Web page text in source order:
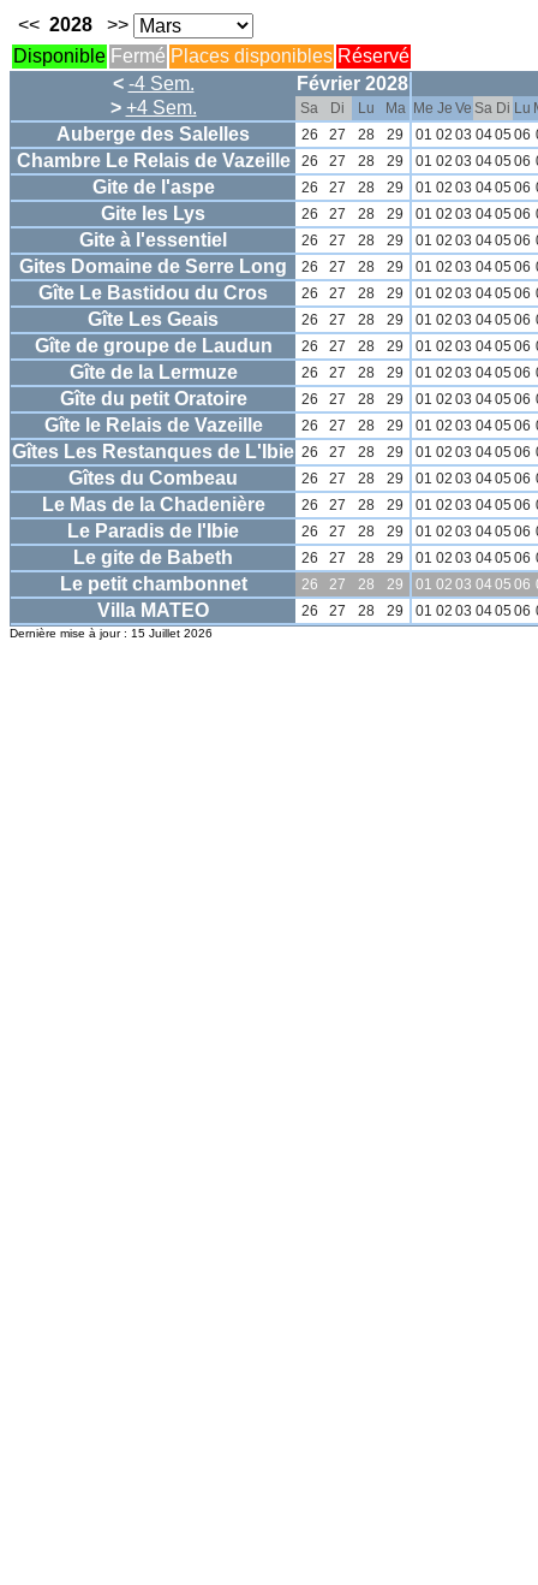
<< 2028
>>
Disponible Fermé Places disponibles Réservé
< -4 Sem.
Février 2028
> +4 Sem. Sa Di Lu Ma Me Je Ve Sa Di Lu
Auberge des Salelles 26 27 28 29 01 02 03 0405 06
Chambre Le Relais de Vazeille 26 27 28 29 01 02 03 0405 06
Gite de l'aspe 26 27 28 29 01 02 03 0405 06
Gite les Lys 26 27 28 29 01 02 03 0405 06
Gite à l'essentiel 26 27 28 29 01 02 03 0405 06
Gites Domaine de Serre Long 26 27 28 29 01 02 03 0405 06
Gîte Le Bastidou du Cros 26 27 28 29 01 02 03 0405 06
Gîte Les Geais 26 27 28 29 01 02 03 0405 06
Gîte de groupe de Laudun 26 27 28 29 01 02 03 0405 06
Gîte de la Lermuze 26 27 28 29 01 02 03 0405 06
Gîte du petit Oratoire 26 27 28 29 01 02 03 0405 06
Gîte le Relais de Vazeille 26 27 28 29 01 02 03 0405 06
Gîtes Les Restanques de L'Ibie 26 27 28 29 01 02 03 0405 06
Gîtes du Combeau 26 27 28 29 01 02 03 0405 06
Le Mas de la Chadenière 26 27 28 29 01 02 03 0405 06
Le Paradis de l'Ibie 26 27 28 29 01 02 03 0405 06
Le gite de Babeth 26 27 28 29 01 02 03 0405 06
Le petit chambonnet 26 27 28 29 01 02 03 04 05 06
Villa MATEO 26 27 28 29 01 02 03 0405 06
Dernière mise à jour : 15 Juillet 2026